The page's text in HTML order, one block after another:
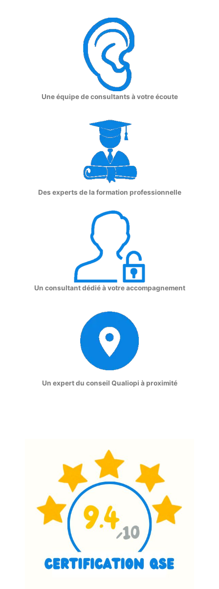
Une équipe de consultants à votre écoute
Des experts de la formation professionnelle
Un consultant dédié à votre accompagnement
Un expert du conseil Qualiopi à proximité